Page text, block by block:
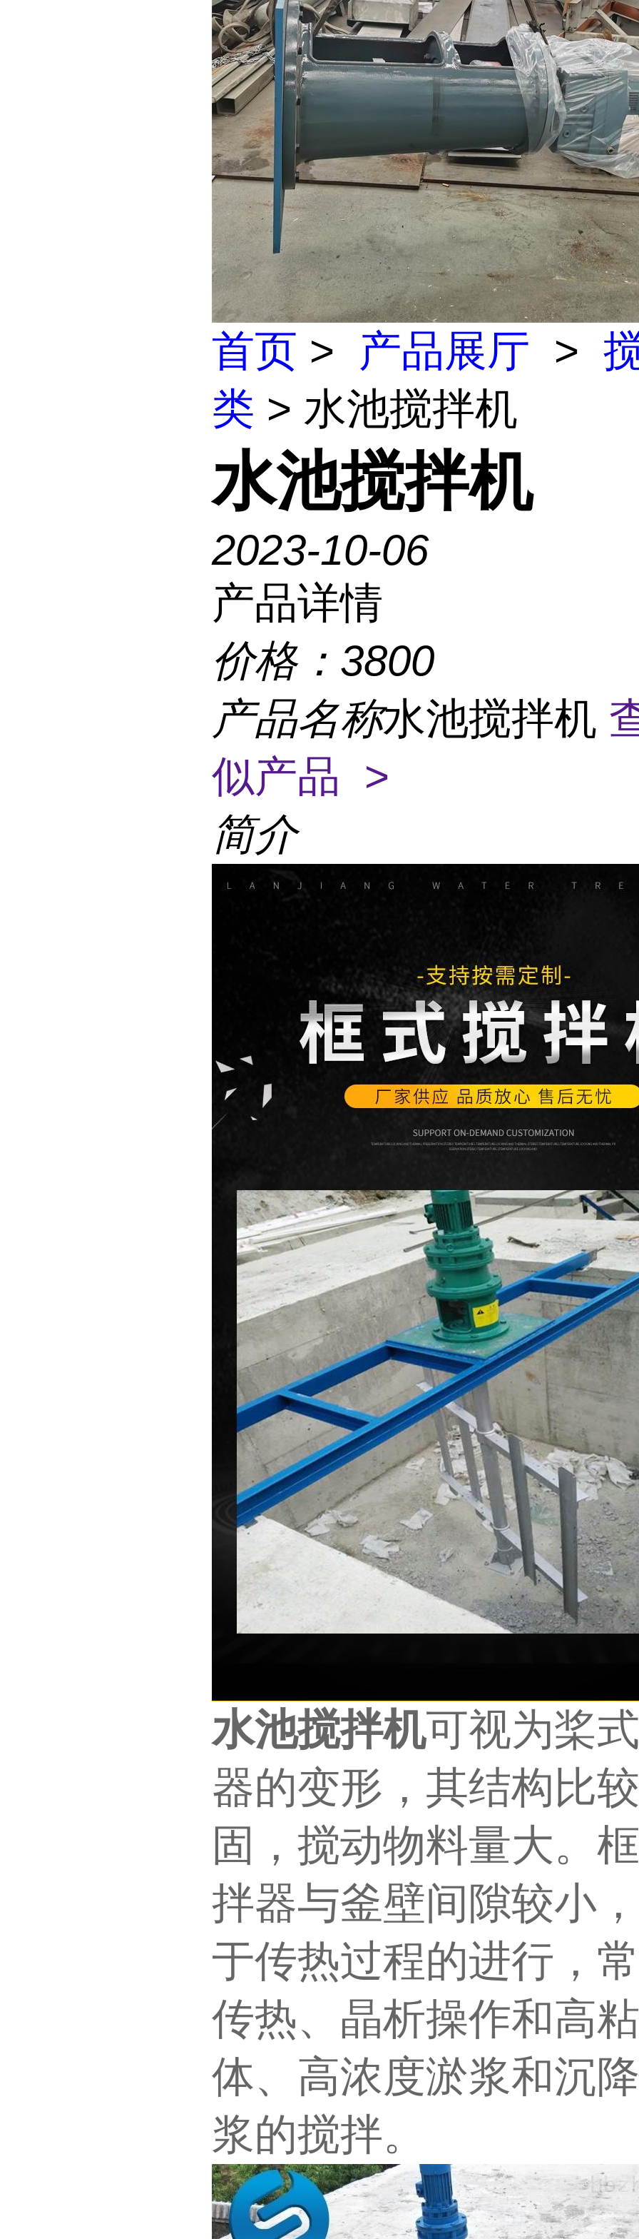
首页 > 产品展厅 >
类 > 水池搅拌机
水池搅拌机
2023-10-06
产品详情
价格： 3800
产品名称水池搅拌机
似产品 >
简介
水池搅拌机可视为桨
器的变形，其结构比
固，搅动物料量大。
拌器与釜壁间隙较小
于传热过程的进行，
传热、晶析操作和高
体、高浓度淤浆和沉
浆的搅拌。